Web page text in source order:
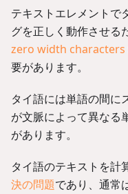
テキストエレメントで
グを正しく動作させる
zero width characters
要があります。
タイ語には単語の間に
が文脈によって異なる
があります。
タイ語のテキストを計
決の問題であり、通常